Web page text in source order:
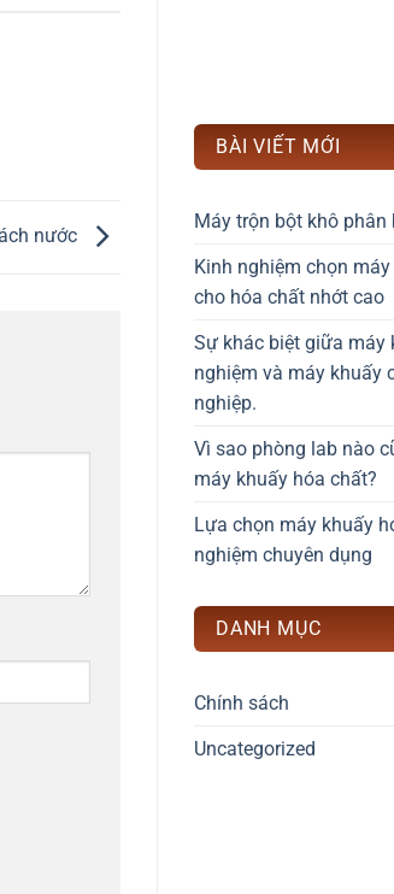
nước
BÀI VIẾT MỚI
Máy trộn bột khô phân
Kinh nghiệm chọn
cho hóa chất nhớt cao
Sự khác biệt giữa máy
nghiệm và máy khuấy
nghiệp.
Vì sao phòng lab nào
máy khuấy hóa chất?
Lựa chọn máy khuấy
nghiệm chuyên dụng
DANH MỤC
Chính sách
Uncategorized